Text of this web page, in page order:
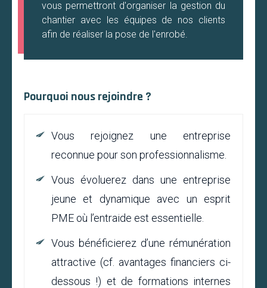
vous permettront d'organiser la gestion du
chantier avec les équipes de nos clients
afin de réaliser la pose de l'enrobé.
Pourquoi nous rejoindre ?
Vous rejoignez une entreprise
reconnue pour son professionnalisme.
Vous évoluerez dans une entreprise
jeune et dynamique avec un esprit
PME où l’entraide est essentielle.
Vous bénéficierez d’une rémunération
attractive (cf. avantages financiers ci-
dessous !) et de formations internes